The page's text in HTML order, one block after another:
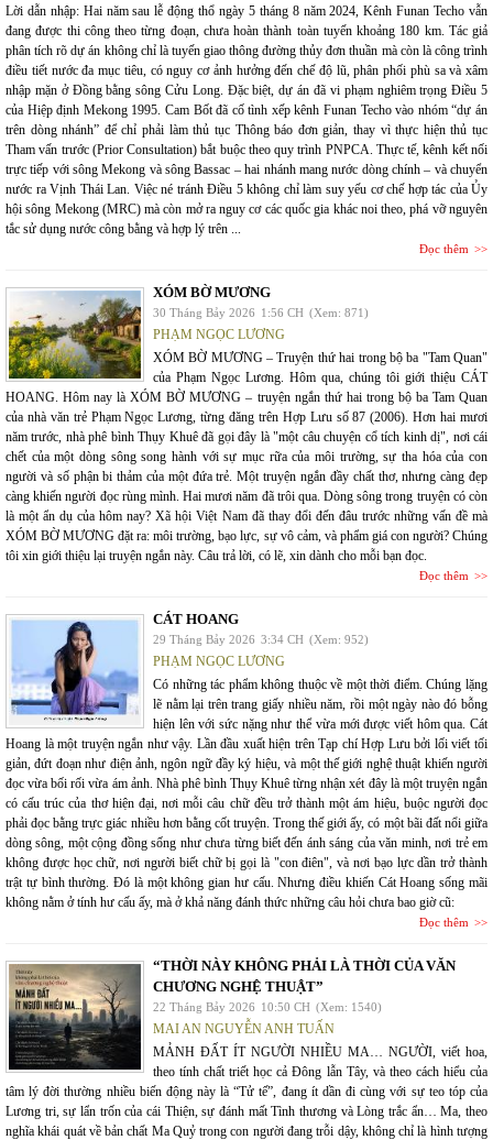
Lời dẫn nhập: Hai năm sau lễ động thổ ngày 5 tháng 8 năm 2024, Kênh Funan Techo vẫn
đang được thi công theo từng đoạn, chưa hoàn thành toàn tuyến khoảng 180 km. Tác giả
phân tích rõ dự án không chỉ là tuyến giao thông đường thủy đơn thuần mà còn là công trình
điều tiết nước đa mục tiêu, có nguy cơ ảnh hưởng đến chế độ lũ, phân phối phù sa và xâm
nhập mặn ở Đồng bằng sông Cửu Long. Đặc biệt, dự án đã vi phạm nghiêm trọng Điều 5
của Hiệp định Mekong 1995. Cam Bốt đã cố tình xếp kênh Funan Techo vào nhóm “dự án
trên dòng nhánh” để chỉ phải làm thủ tục Thông báo đơn giản, thay vì thực hiện thủ tục
Tham vấn trước (Prior Consultation) bắt buộc theo quy trình PNPCA. Thực tế, kênh kết nối
trực tiếp với sông Mekong và sông Bassac – hai nhánh mang nước dòng chính – và chuyển
nước ra Vịnh Thái Lan. Việc né tránh Điều 5 không chỉ làm suy yếu cơ chế hợp tác của Ủy
hội sông Mekong (MRC) mà còn mở ra nguy cơ các quốc gia khác noi theo, phá vỡ nguyên
tắc sử dụng nước công bằng và hợp lý trên ...
Đọc thêm
XÓM BỜ MƯƠNG
30 Tháng Bảy 2026 1:56 CH (Xem: 871)
PHẠM NGỌC LƯƠNG
XÓM BỜ MƯƠNG – Truyện thứ hai trong bộ ba "Tam Quan"
của Phạm Ngọc Lương. Hôm qua, chúng tôi giới thiệu CÁT
HOANG. Hôm nay là XÓM BỜ MƯƠNG – truyện ngắn thứ hai trong bộ ba Tam Quan
của nhà văn trẻ Phạm Ngọc Lương, từng đăng trên Hợp Lưu số 87 (2006). Hơn hai mươi
năm trước, nhà phê bình Thụy Khuê đã gọi đây là "một câu chuyện cổ tích kinh dị", nơi cái
chết của một dòng sông song hành với sự mục rữa của môi trường, sự tha hóa của con
người và số phận bi thảm của một đứa trẻ. Một truyện ngắn đầy chất thơ, nhưng càng đẹp
càng khiến người đọc rùng mình. Hai mươi năm đã trôi qua. Dòng sông trong truyện có còn
là một ẩn dụ của hôm nay? Xã hội Việt Nam đã thay đổi đến đâu trước những vấn đề mà
XÓM BỜ MƯƠNG đặt ra: môi trường, bạo lực, sự vô cảm, và phẩm giá con người? Chúng
tôi xin giới thiệu lại truyện ngắn này. Câu trả lời, có lẽ, xin dành cho mỗi bạn đọc.
Đọc thêm
CÁT HOANG
29 Tháng Bảy 2026 3:34 CH (Xem: 952)
PHẠM NGỌC LƯƠNG
Có những tác phẩm không thuộc về một thời điểm. Chúng lặng
lẽ nằm lại trên trang giấy nhiều năm, rồi một ngày nào đó bỗng
hiện lên với sức nặng như thể vừa mới được viết hôm qua. Cát
Hoang là một truyện ngắn như vậy. Lần đầu xuất hiện trên Tạp chí Hợp Lưu bởi lối viết tối
giản, đứt đoạn như điện ảnh, ngôn ngữ đầy ký hiệu, và một thế giới nghệ thuật khiến người
đọc vừa bối rối vừa ám ảnh. Nhà phê bình Thụy Khuê từng nhận xét đây là một truyện ngắn
có cấu trúc của thơ hiện đại, nơi mỗi câu chữ đều trở thành một ám hiệu, buộc người đọc
phải đọc bằng trực giác nhiều hơn bằng cốt truyện. Trong thế giới ấy, có một bãi đất nổi giữa
dòng sông, một cộng đồng sống như chưa từng biết đến ánh sáng của văn minh, nơi trẻ em
không được học chữ, nơi người biết chữ bị gọi là "con điên", và nơi bạo lực dần trở thành
trật tự bình thường. Đó là một không gian hư cấu. Nhưng điều khiến Cát Hoang sống mãi
không nằm ở tính hư cấu ấy, mà ở khả năng đánh thức những câu hỏi chưa bao giờ cũ:
Đọc thêm
“THỜI NÀY KHÔNG PHẢI LÀ THỜI CỦA VĂN
CHƯƠNG NGHỆ THUẬT”
22 Tháng Bảy 2026 10:50 CH (Xem: 1540)
MAI AN NGUYỄN ANH TUẤN
MẢNH ĐẤT ÍT NGƯỜI NHIỀU MA… NGƯỜI, viết hoa,
theo tính chất triết học cả Đông lẫn Tây, và theo cách hiểu của
tâm lý đời thường nhiều biến động này là “Tử tế”, đang ít dần đi cùng với sự teo tóp của
Lương tri, sự lẩn trốn của cái Thiện, sự đánh mất Tình thương và Lòng trắc ẩn… Ma, theo
nghĩa khái quát về bản chất Ma Quỷ trong con người đang trỗi dậy, không chỉ là hình tượng